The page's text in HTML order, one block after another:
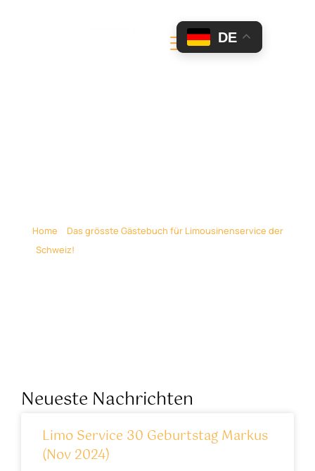
Home
Das grösste Gästebuch für Limousinenservice der
Schweiz!
Neueste Nachrichten
Limo Service 30 Geburtstag Markus
(Nov 2024)
DE